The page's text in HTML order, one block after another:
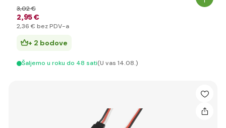
2,95 €
3,02 €
2,36 € bez PDV-a
+ 2 bodove
Šaljemo u roku do 48 sati(U vas 14.08.)